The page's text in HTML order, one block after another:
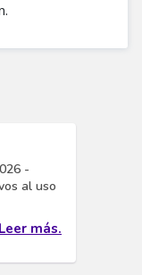
-
al uso
Leer más.